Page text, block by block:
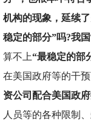
机构的现象，延续
稳定的部分”吗?我
算不上“最稳定的部
在美国政府等的干预
资公司配合美国政
人员等的各种限制